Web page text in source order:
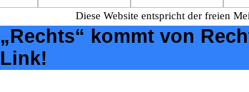
Diese Website entspricht der freien
„Rechts“ kommt von
Link!